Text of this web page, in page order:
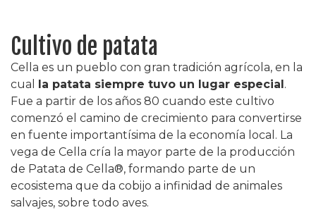
Cultivo de patata
Cella es un pueblo con gran tradición agrícola, en la
cual la patata siempre tuvo un lugar especial.
Fue a partir de los años 80 cuando este cultivo
comenzó el camino de crecimiento para convertirse
en fuente importantísima de la economía local. La
vega de Cella cría la mayor parte de la producción
de Patata de Cella®, formando parte de un
ecosistema que da cobijo a infinidad de animales
salvajes, sobre todo aves.